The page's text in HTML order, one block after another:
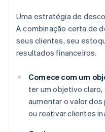
Uma estratégia de
A combinação certa de
seus clientes, seu
resultados financeiros.
Comece com um
ter um objetivo
aumentar o valor
ou reativar clientes